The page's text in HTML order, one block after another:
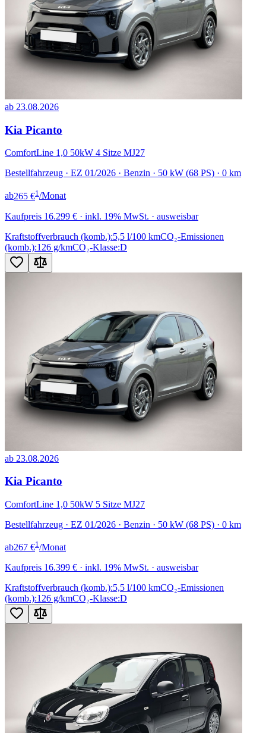
ab 23.08.2026
Kia Picanto
ComfortLine 1,0 50kW 4 Sitze MJ27
Bestellfahrzeug · EZ 01/2026 · Benzin · 50 kW (68 PS) · 0 km
ab265 €1 /Monat
Kaufpreis 16.299 € · inkl. 19% MwSt. · ausweisbar
Kraftstoffverbrauch (komb.):5,5 l/100 kmCO₂-Emissionen
(komb.):126 g/kmCO₂-Klasse:D
ab 23.08.2026
Kia Picanto
ComfortLine 1,0 50kW 5 Sitze MJ27
Bestellfahrzeug · EZ 01/2026 · Benzin · 50 kW (68 PS) · 0 km
ab267 €1/Monat
Kaufpreis 16.399 € · inkl. 19% MwSt. · ausweisbar
Kraftstoffverbrauch (komb.):5,5 l/100 kmCO₂-Emissionen
(komb.):126 g/kmCO₂-Klasse:D